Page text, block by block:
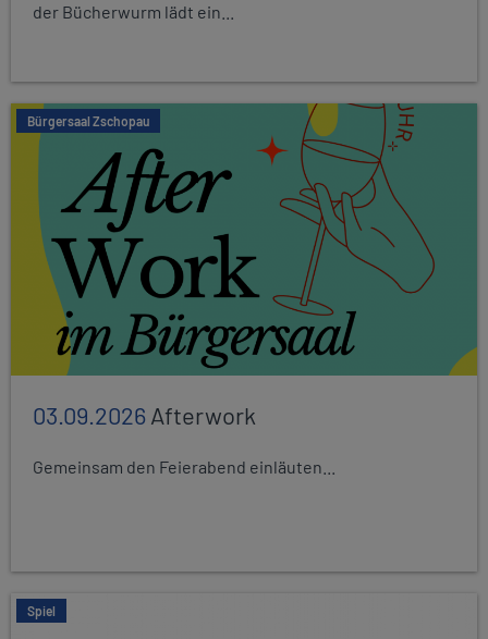
der Bücherwurm lädt ein...
Bürgersaal Zschopau
03.09.2026Afterwork
Gemeinsam den Feierabend einläuten...
Spiel